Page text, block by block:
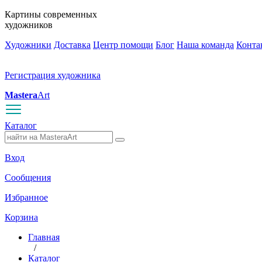
Картины современных
художников
Художники Доставка Центр помощи Блог Наша команда
Регистрация художника
MasteraArt
Каталог
Вход
Сообщения
Избранное
Корзина
Главная
/
Каталог